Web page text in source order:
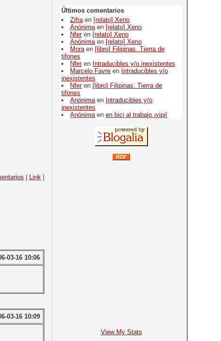
Link
03-16 10:06
03-16 10:09
Últimos comentarios
Zifraen [relato] Xeno
Anónimaen [relato] Xeno
Nferen [relato] Xeno
Anónimaen [relato] Xeno
Moraen [libro] Filipinas. Tierra de
tifones
Nferen Intraducibles y/o inexistentes
Marcelo Favre en Intraducibles y/o
inexistentes
Nferen [libro] Filipinas. Tierra de
tifones
Anónimaen Intraducibles y/o
inexistentes
Anónimaenen bici al trabajo ¡yipi!
View My Stats